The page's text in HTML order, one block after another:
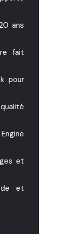
ans
fait
pour
et
et